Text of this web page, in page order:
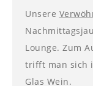
Unsere
Lounge. Zum
trifft man sich
Glas Wein.